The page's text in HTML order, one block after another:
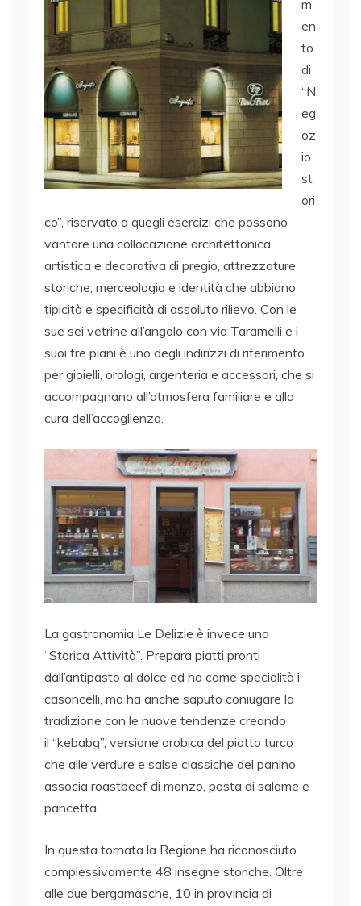
m
en
to
di
“N
eg
oz
io
st
ori
co”, riservato a quegli esercizi che possono
vantare una collocazione architettonica,
artistica e decorativa di pregio, attrezzature
storiche, merceologia e identità che abbiano
tipicità e specificità di assoluto rilievo. Con le
sue sei vetrine all’angolo con via Taramelli e i
suoi tre piani è uno degli indirizzi di riferimento
per gioielli, orologi, argenteria e accessori, che si
accompagnano all’atmosfera familiare e alla
cura dell’accoglienza.
La gastronomia Le Delizie è invece una
“Storica Attività”. Prepara piatti pronti
dall’antipasto al dolce ed ha come specialità i
casoncelli, ma ha anche saputo coniugare la
tradizione con le nuove tendenze creando
il “kebabg”, versione orobica del piatto turco
che alle verdure e salse classiche del panino
associa roastbeef di manzo, pasta di salame e
pancetta.
In questa tornata la Regione ha riconosciuto
complessivamente 48 insegne storiche. Oltre
alle due bergamasche, 10 in provincia di